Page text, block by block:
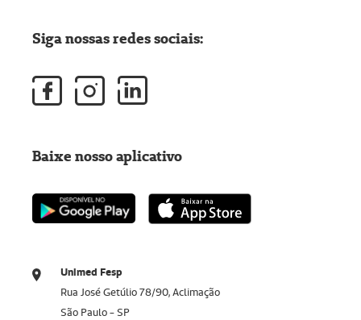
Unimed Fesp
Rua José Getúlio 78/90, Aclimação
São Paulo - SP
Siga nossas redes sociais:
Baixe nosso aplicativo